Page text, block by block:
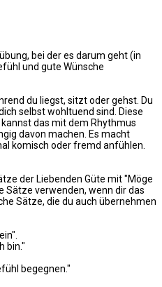
bei der es darum geht (in
und gute Wünsche
du liegst, sitzt oder gehst. Du
selbst wohltuend sind. Diese
das mit dem Rhythmus
davon machen. Es macht
komisch oder fremd anfühlen.
der Liebenden Güte mit "Möge
Sätze verwenden, wenn dir das
Sätze, die du auch übernehmen
bin."
begegnen."